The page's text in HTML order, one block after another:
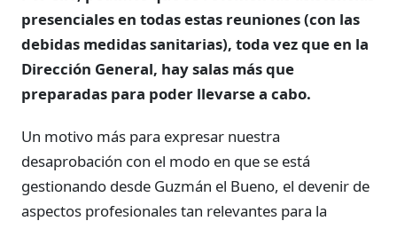
presenciales en todas estas reuniones (con las
debidas medidas sanitarias), toda vez que en la
Dirección General, hay salas más que
preparadas para poder llevarse a cabo.
Un motivo más para expresar nuestra
desaprobación con el modo en que se está
gestionando desde Guzmán el Bueno, el devenir de
aspectos profesionales tan relevantes para la